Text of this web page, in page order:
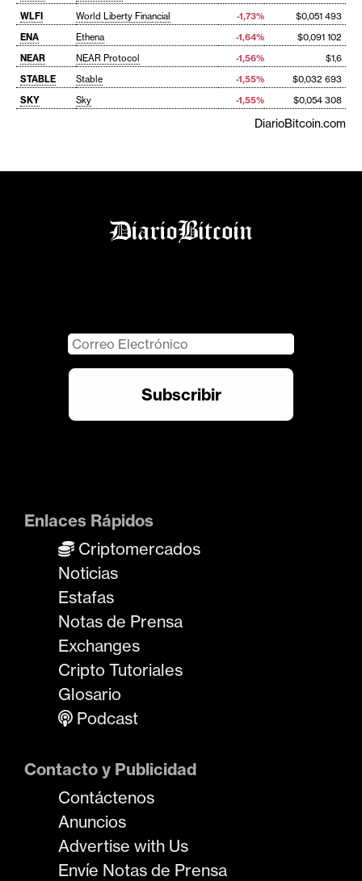
WLFI
World Liberty Financial -1,73%
$0,051 493
ENA
Ethena -1,64%
$0,091 102
NEAR
NEAR Protocol -1,56%
$1,6
STABLE
Stable -1,55%
$0,032 693
SKY
Sky -1,55% $0,054 308
DiarioBitcoin.com
Enlaces Rápidos
Criptomercados
Noticias
Estafas
Notas de Prensa
Exchanges
Cripto Tutoriales
Glosario
Podcast
Contacto y Publicidad
Contáctenos
Anuncios
Advertise with Us
Envíe Notas de Prensa